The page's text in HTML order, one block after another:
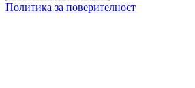
Политика за поверителност